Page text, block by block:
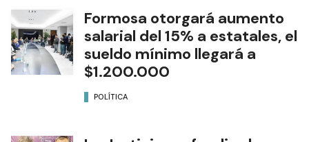
Formosa otorgará aumento
salarial del 15% a estatales, el
sueldo mínimo llegará a
$1.200.000
POLÍTICA